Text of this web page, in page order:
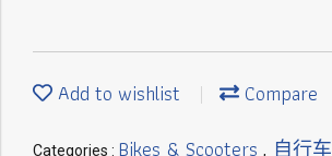
Add to wishlist Compare
Categories : Bikes & Scooters , 自行车